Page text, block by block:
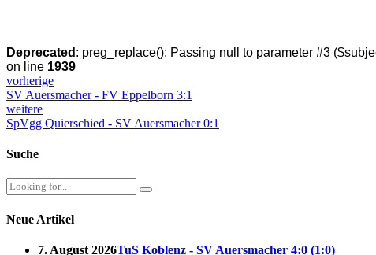
Deprecated : preg_replace(): Passing null to parameter #3
on line 1939
vorherige
SV Auersmacher - FV Eppelborn 3:1
weitere
SpVgg Quierschied - SV Auersmacher 0:1
Suche
Neue Artikel
7. August 2026TuS Koblenz - SV Auersmacher 4:0 (1:0)